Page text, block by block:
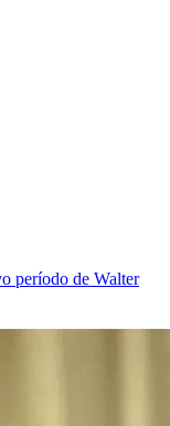
período de Walter